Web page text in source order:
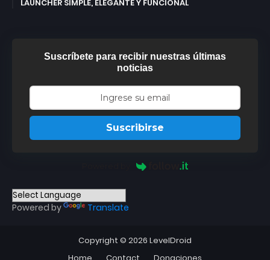
LAUNCHER SIMPLE, ELEGANTE Y FUNCIONAL
Suscríbete para recibir nuestras últimas
noticias
Suscribirse
Powered by Translate
Copyright © 2026 LevelDroid